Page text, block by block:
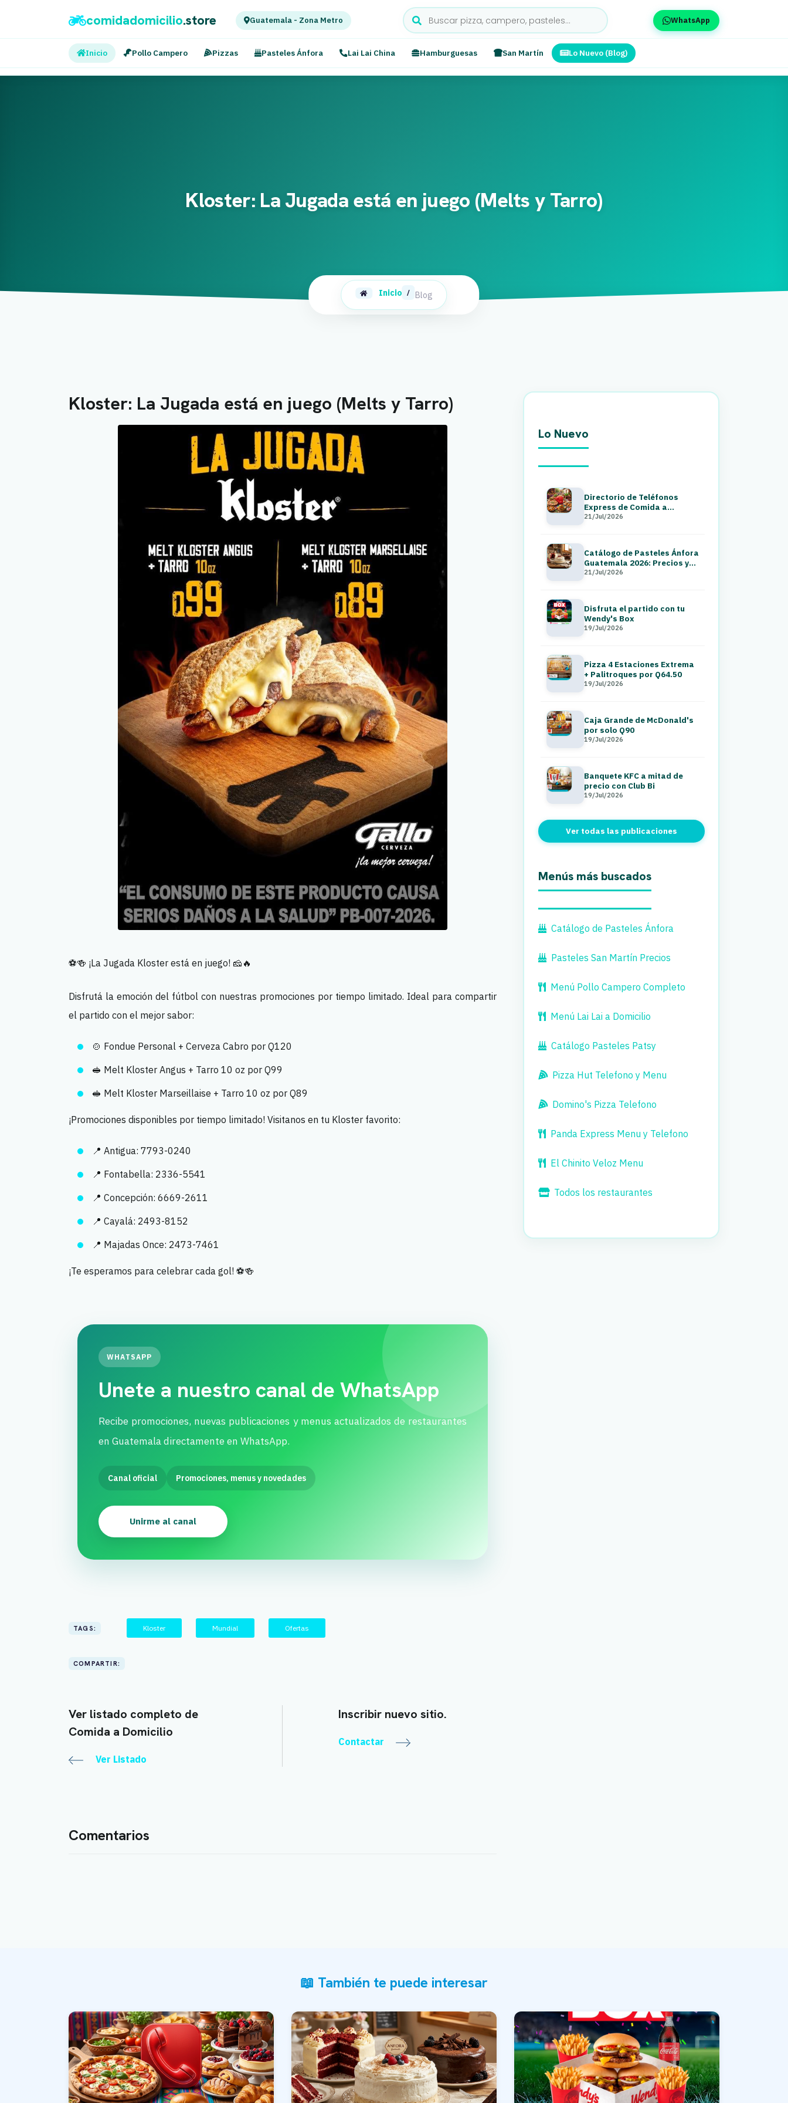
comidadomicilio.store Guatemala - Zona Metro WhatsApp
Inicio Pollo Campero Pizzas Pasteles Ánfora Lai Lai China Hamburguesas San Martín Lo Nuevo (Blog)
Kloster: La Jugada está en juego (Melts y Tarro)
Inicio / Blog
Kloster: La Jugada está en juego (Melts y Tarro)
⚽🍻 ¡La Jugada Kloster está en juego! 🧀🔥
Disfrutá la emoción del fútbol con nuestras promociones por tiempo limitado. Ideal para compartir
el partido con el mejor sabor:
🍲 Fondue Personal + Cerveza Cabro por Q120
🥪 Melt Kloster Angus + Tarro 10 oz por Q99
🥪 Melt Kloster Marseillaise + Tarro 10 oz por Q89
¡Promociones disponibles por tiempo limitado! Visitanos en tu Kloster favorito:
📍 Antigua: 7793-0240
📍 Fontabella: 2336-5541
📍 Concepción: 6669-2611
📍 Cayalá: 2493-8152
📍 Majadas Once: 2473-7461
¡Te esperamos para celebrar cada gol! ⚽🍻
WHATSAPP
Unete a nuestro canal de WhatsApp
Recibe promociones, nuevas publicaciones y menus actualizados de restaurantes
en Guatemala directamente en WhatsApp.
Canal oficial Promociones, menus y novedades
Unirme al canal
TAGS: Kloster Mundial Ofertas
COMPARTIR:
Ver listado completo de
Comida a Domicilio
Ver Listado
Inscribir nuevo sitio.
Contactar
Comentarios
Lo Nuevo
Directorio de Teléfonos
Express de Comida a
Domicilio en Guatemala 2026
21/Jul/2026
Catálogo de Pasteles Ánfora
Guatemala 2026: Precios y
Menú a Domicilio
21/Jul/2026
Disfruta el partido con tu
Wendy's Box
19/Jul/2026
Pizza 4 Estaciones Extrema
+ Palitroques por Q64.50
19/Jul/2026
Caja Grande de McDonald's
por solo Q90
19/Jul/2026
Banquete KFC a mitad de
precio con Club Bi
19/Jul/2026
Ver todas las publicaciones
Menús más buscados
Catálogo de Pasteles Ánfora
Pasteles San Martín Precios
Menú Pollo Campero Completo
Menú Lai Lai a Domicilio
Catálogo Pasteles Patsy
Pizza Hut Telefono y Menu
Domino's Pizza Telefono
Panda Express Menu y Telefono
El Chinito Veloz Menu
Todos los restaurantes
📖 También te puede interesar